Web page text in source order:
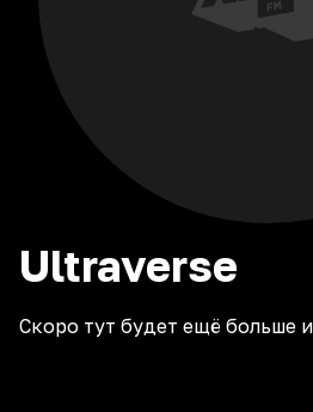
Ultraverse
Скоро тут будет ещё больше